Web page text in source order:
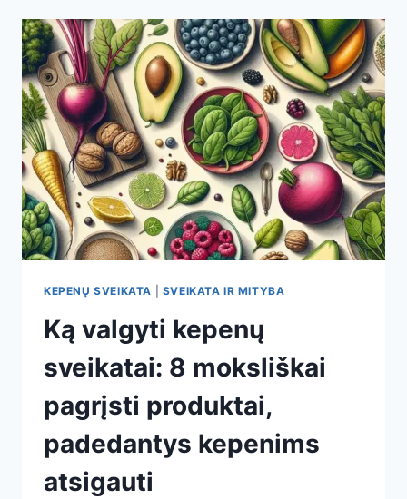
KODĖL
LIETUVIŲ
MĖGSTAMAS
DELIKATESAS
GALI
TAPTI
RIZIKA
ŠIRDŽIAI
KEPENŲ SVEIKATA SVEIKATA IR MITYBA
Ką valgyti kepenų
sveikatai: 8 moksliškai
pagrįsti produktai,
padedantys kepenims
atsigauti